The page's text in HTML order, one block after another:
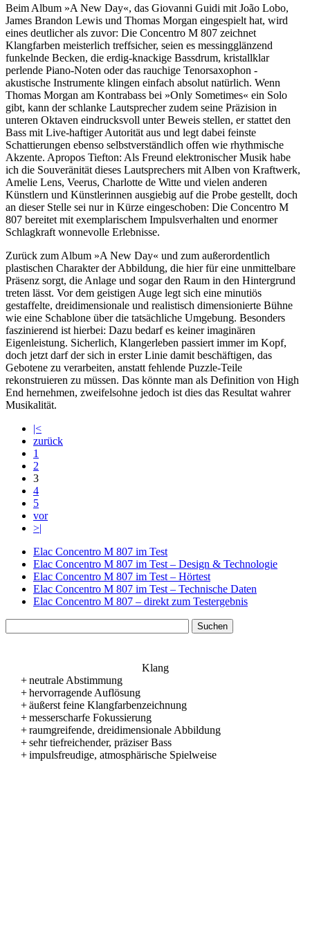
Beim Album »A New Day«, das Giovanni Guidi mit João Lobo,
James Brandon Lewis und Thomas Morgan eingespielt hat, wird
eines deutlicher als zuvor: Die Concentro M 807 zeichnet
Klangfarben meisterlich treffsicher, seien es messingglänzend
funkelnde Becken, die erdig-knackige Bassdrum, kristallklar
perlende Piano-Noten oder das rauchige Tenorsaxophon -
akustische Instrumente klingen einfach absolut natürlich. Wenn
Thomas Morgan am Kontrabass bei »Only Sometimes« ein Solo
gibt, kann der schlanke Lautsprecher zudem seine Präzision in
unteren Oktaven eindrucksvoll unter Beweis stellen, er stattet den
Bass mit Live-haftiger Autorität aus und legt dabei feinste
Schattierungen ebenso selbstverständlich offen wie rhythmische
Akzente. Apropos Tiefton: Als Freund elektronischer Musik habe
ich die Souveränität dieses Lautsprechers mit Alben von Kraftwerk,
Amelie Lens, Veerus, Charlotte de Witte und vielen anderen
Künstlern und Künstlerinnen ausgiebig auf die Probe gestellt, doch
an dieser Stelle sei nur in Kürze eingeschoben: Die Concentro M
807 bereitet mit exemplarischem Impulsverhalten und enormer
Schlagkraft wonnevolle Erlebnisse.
Zurück zum Album »A New Day« und zum außerordentlich
plastischen Charakter der Abbildung, die hier für eine unmittelbare
Präsenz sorgt, die Anlage und sogar den Raum in den Hintergrund
treten lässt. Vor dem geistigen Auge legt sich eine minutiös
gestaffelte, dreidimensionale und realistisch dimensionierte Bühne
wie eine Schablone über die tatsächliche Umgebung. Besonders
faszinierend ist hierbei: Dazu bedarf es keiner imaginären
Eigenleistung. Sicherlich, Klangerleben passiert immer im Kopf,
doch jetzt darf der sich in erster Linie damit beschäftigen, das
Gebotene zu verarbeiten, anstatt fehlende Puzzle-Teile
rekonstruieren zu müssen. Das könnte man als Definition von High
End hernehmen, zweifelsohne jedoch ist dies das Resultat wahrer
Musikalität.
|<
zurück
1
2
3
4
5
vor
>|
Elac Concentro M 807 im Test
Elac Concentro M 807 im Test – Design & Technologie
Elac Concentro M 807 im Test – Hörtest
Elac Concentro M 807 im Test – Technische Daten
Elac Concentro M 807 – direkt zum Testergebnis
Klang
+neutrale Abstimmung
+hervorragende Auflösung
+äußerst feine Klangfarbenzeichnung
+messerscharfe Fokussierung
+raumgreifende, dreidimensionale Abbildung
+sehr tiefreichender, präziser Bass
+impulsfreudige, atmosphärische Spielweise